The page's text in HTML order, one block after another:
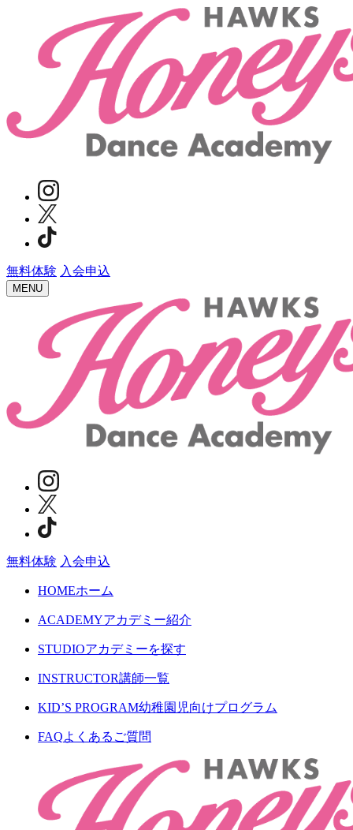
無料体験 入会申込
MENU
無料体験 入会申込
HOMEホーム
ACADEMYアカデミー紹介
STUDIOアカデミーを探す
INSTRUCTOR講師一覧
KID’S PROGRAM幼稚園児向けプログラム
FAQよくあるご質問